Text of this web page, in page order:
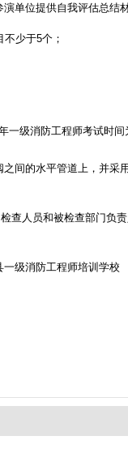
位提供自我评估总结
少于5个；
级消防工程师考试时
的水平管道上，并采
人员和被检查部门负
级消防工程师培训学校